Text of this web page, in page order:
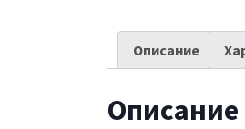
Описание
Описание